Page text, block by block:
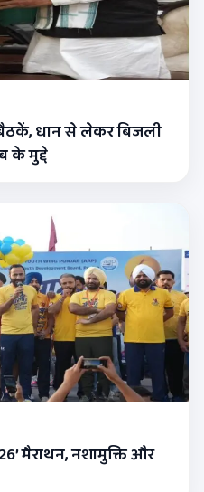
धान से लेकर बिजली
के मुद्दे
मैराथन, नशामुक्ति और